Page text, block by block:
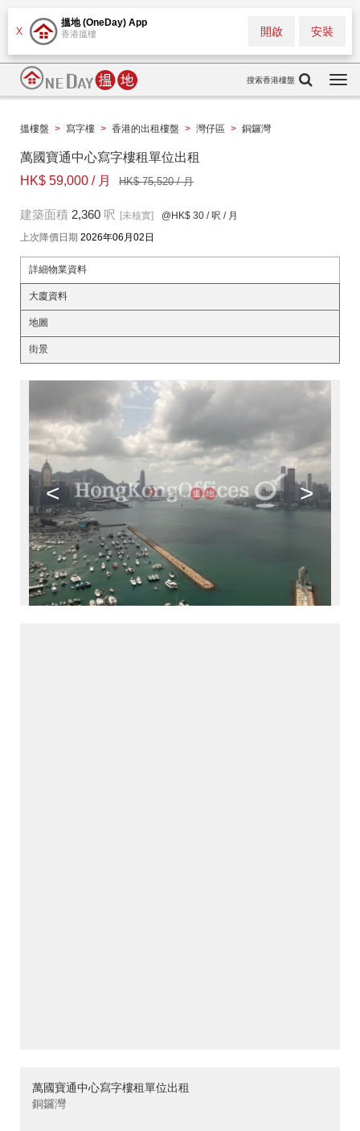
X
搵地 (OneDay) App
香港搵樓 安裝
開啟
搜索香港樓盤
搵樓盤 > 寫字樓 > 香港的出租樓盤 > 灣仔區 > 銅鑼灣
萬國寶通中心寫字樓租單位出租
HK$ 59,000 / 月
HK$ 75,520 / 月
建築面積 2,360 呎 [未核實] @HK$ 30 / 呎 / 月
上次降價日期 2026年06月02日
詳細物業資料
大廈資料
地圖
街景
< >
萬國寶通中心寫字樓租單位出租
銅鑼灣